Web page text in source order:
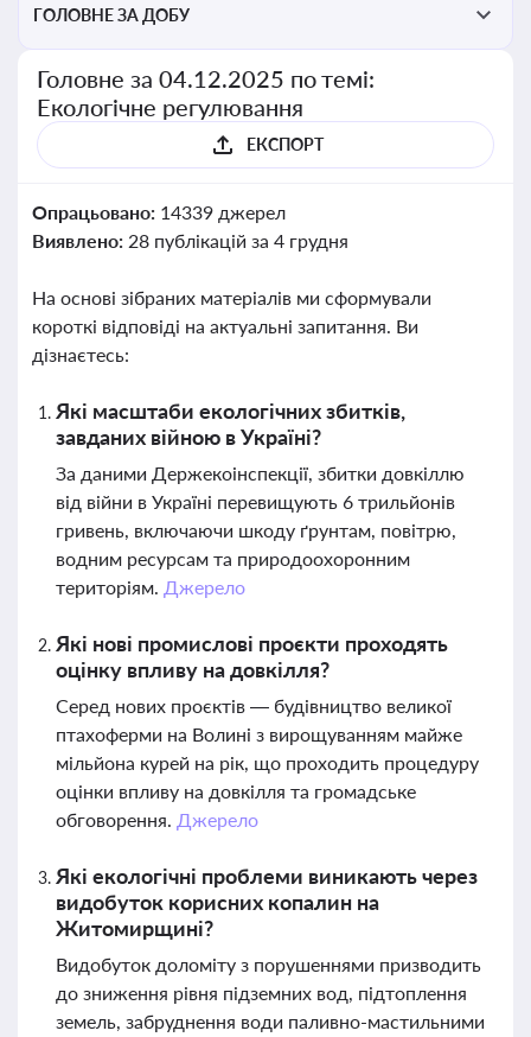
ГОЛОВНЕ ЗА ДОБУ
Головне за 04.12.2025 по темі:
Екологічне регулювання
ЕКСПОРТ
Опрацьовано: 14339 джерел
Виявлено: 28 публікацій за 4 грудня
На основі зібраних матеріалів ми сформували
короткі відповіді на актуальні запитання. Ви
дізнаєтесь:
Які масштаби екологічних збитків,
завданих війною в Україні?
За даними Держекоінспекції, збитки довкіллю
від війни в Україні перевищують 6 трильйонів
гривень, включаючи шкоду ґрунтам, повітрю,
водним ресурсам та природоохоронним
територіям. Джерело
Які нові промислові проєкти проходять
оцінку впливу на довкілля?
Серед нових проєктів — будівництво великої
птахоферми на Волині з вирощуванням майже
мільйона курей на рік, що проходить процедуру
оцінки впливу на довкілля та громадське
обговорення. Джерело
Які екологічні проблеми виникають через
видобуток корисних копалин на
Житомирщині?
Видобуток доломіту з порушеннями призводить
до зниження рівня підземних вод, підтоплення
земель, забруднення води паливно-мастильними